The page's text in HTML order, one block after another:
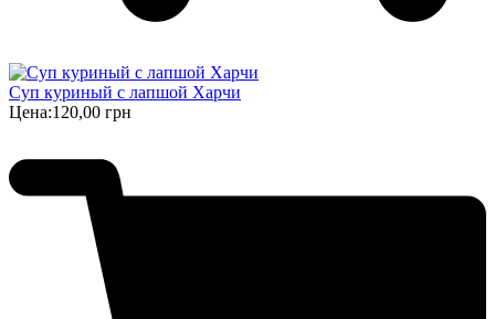
Суп куриный с лапшой Харчи
Цена:120,00 грн